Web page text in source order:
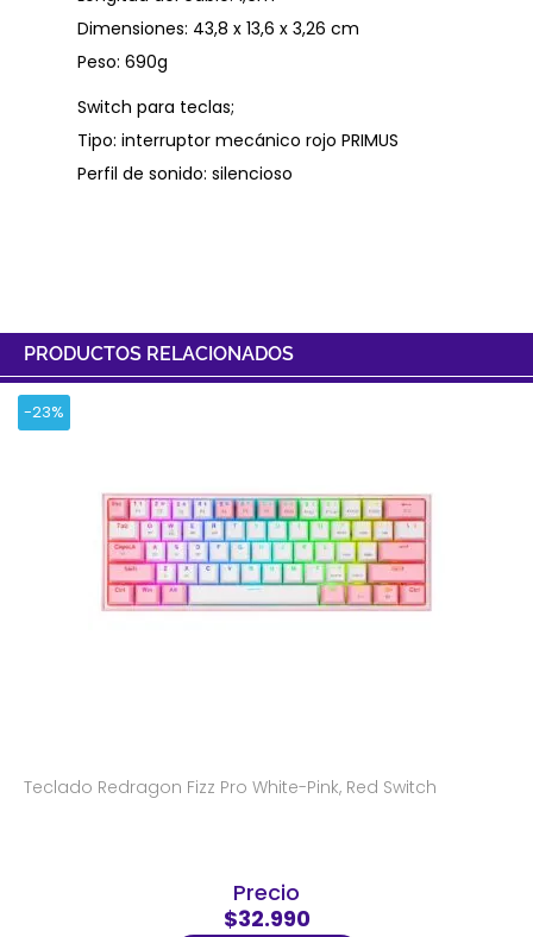
Dimensiones: 43,8 x 13,6 x 3,26 cm
Peso: 690g
Switch para teclas;
Tipo: interruptor mecánico rojo PRIMUS
Perfil de sonido: silencioso
PRODUCTOS RELACIONADOS
-23%
Teclado Redragon Fizz Pro White-Pink, Red Switch
Precio
$32.990